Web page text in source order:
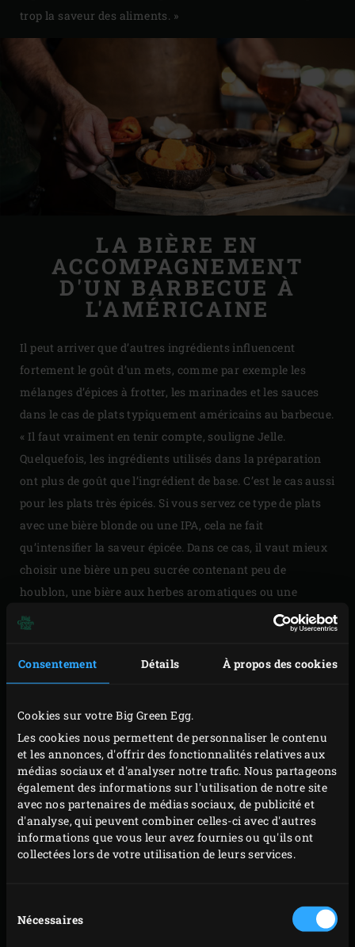
Consentement Détails À propos des cookies
Cookies sur votre Big Green Egg.
Les cookies nous permettent de personnaliser le contenu
et les annonces, d'offrir des fonctionnalités relatives aux
médias sociaux et d'analyser notre trafic. Nous partageons
également des informations sur l'utilisation de notre site
avec nos partenaires de médias sociaux, de publicité et
d'analyse, qui peuvent combiner celles-ci avec d'autres
informations que vous leur avez fournies ou qu'ils ont
collectées lors de votre utilisation de leurs services.
duNécessaires
trop la saveur des aliments. »
LA BIÈRE EN
ACCOMPAGNEMENT
D'UN BARBECUE À
L'AMÉRICAINE
Il peut arriver que d’autres ingrédients influencent
fortement le goût d’un mets, comme par exemple les
mélanges d’épices à frotter, les marinades et les sauces
dans le cas de plats typiquement américains au barbecue.
« Il faut vraiment en tenir compte, souligne Jelle.
Quelquefois, les ingrédients utilisés dans la préparation
ont plus de goût que l’ingrédient de base. C’est le cas aussi
pour les plats très épicés. Si vous servez ce type de plats
avec une bière blonde ou une IPA, cela ne fait
qu’intensifier la saveur épicée. Dans ce cas, il vaut mieux
choisir une bière un peu sucrée contenant peu de
houblon, une bière aux herbes aromatiques ou une
quadruple par exemple. Une bière par conséquent plus
piquant. »